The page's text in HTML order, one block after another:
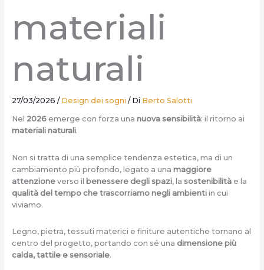
materiali
naturali
27/03/2026 / Design dei sogni / Di Berto Salotti
Nel 2026 emerge con forza una nuova sensibilità: il ritorno ai
materiali naturali.
Non si tratta di una semplice tendenza estetica, ma di un
cambiamento più profondo, legato a una maggiore
attenzioneverso il benessere degli spazi, la sostenibilità e la
qualità del tempo che trascorriamo negli ambientiin cui
viviamo.
Legno, pietra, tessuti materici e finiture autentiche tornano al
centro del progetto, portando con sé una dimensione più
calda, tattile e sensoriale.